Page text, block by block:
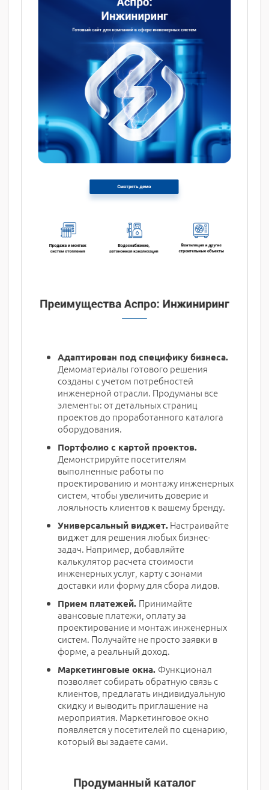
Адаптирован под специфику бизнеса.
Демоматериалы готового решения
созданы с учетом потребностей
инженерной отрасли. Продуманы все
элементы: от детальных страниц
проектов до проработанного каталога
оборудования.
Портфолио с картой проектов.
Демонстрируйте посетителям
выполненные работы по
проектированию и монтажу инженерных
систем, чтобы увеличить доверие и
лояльность клиентов к вашему бренду.
Универсальный виджет. Настраивайте
виджет для решения любых бизнес-
задач. Например, добавляйте
калькулятор расчета стоимости
инженерных услуг, карту с зонами
доставки или форму для сбора лидов.
Прием платежей. Принимайте
авансовые платежи, оплату за
проектирование и монтаж инженерных
систем. Получайте не просто заявки в
форме, а реальный доход.
Маркетинговые окна. Функционал
позволяет собирать обратную связь с
клиентов, предлагать индивидуальную
скидку и выводить приглашение на
мероприятия. Маркетинговое окно
появляется у посетителей по сценарию,
который вы задаете сами.